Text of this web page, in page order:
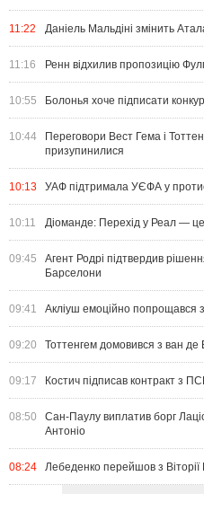
11:22 Даніель Мальдіні змінить
11:16 Ренн відхилив пропозицію
10:55 Болонья хоче підписати
10:44
Переговори Вест Гема і
призупинилися
10:13 УАФ підтримала УЄФА у
10:11 Діоманде: Перехід у Реал — це
09:45
Агент Родрі підтвердив
Барселони
09:41 Акліуш емоційно попрощався
09:20 Тоттенгем домовився з ван
09:17 Костич підписав контракт з
08:50
Сан-Паулу виплатив борг
Антоніо
08:24 Лебеденко перейшов з